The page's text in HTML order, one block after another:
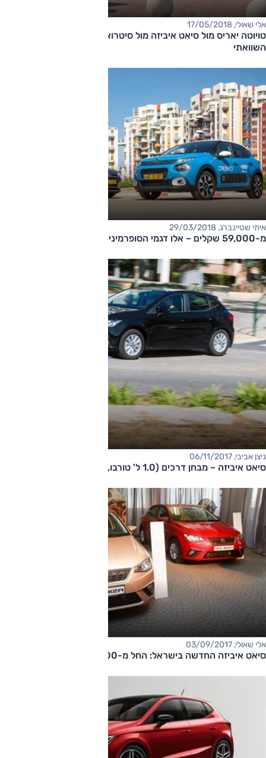
אלי שאולי, 17/05/2018
השוואתי
איתי שטיינברג, 29/03/2018
מ-59,000 שקלים – אלו דגמי הסופרמיני הבטיחותיים ביותר בישראל
ניצן אביבי, 06/11/2017
סיאט איביזה – מבחן דרכים (1.0 ל' טורבו, אוט')
אלי שאולי, 03/09/2017
סיאט איביזה החדשה בישראל: החל מ-79,000 שקל